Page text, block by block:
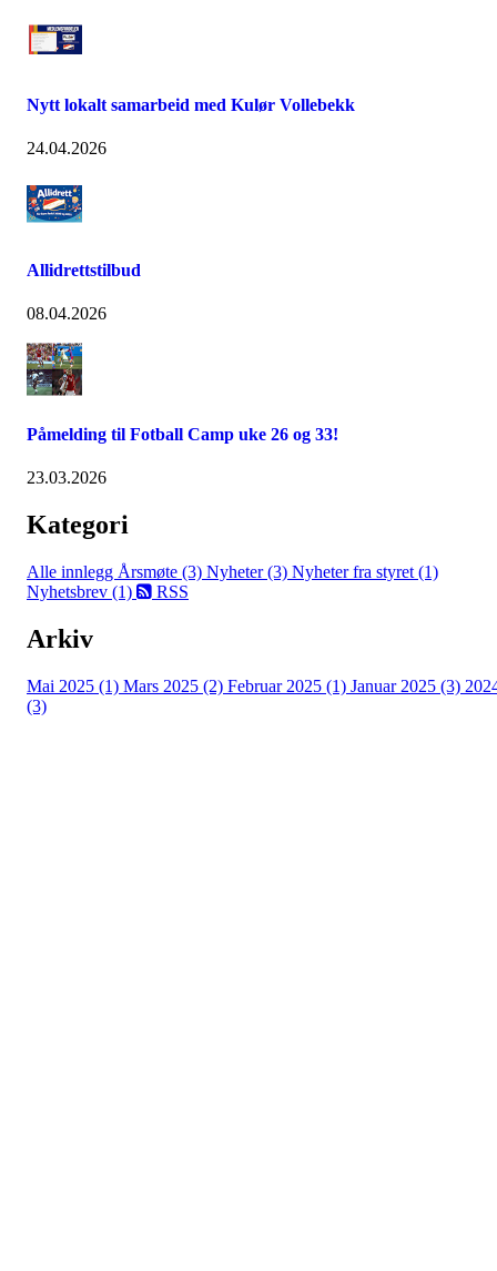
Nytt lokalt samarbeid med Kulør Vollebekk
24.04.2026
Allidrettstilbud
08.04.2026
Påmelding til Fotball Camp uke 26 og 33!
23.03.2026
Kategori
Alle innlegg Årsmøte (3) Nyheter (3) Nyheter fra styret (1)
Nyhetsbrev (1)
RSS
Arkiv
Mai 2025 (1) Mars 2025 (2) Februar 2025 (1) Januar 2025 (3)
(3)